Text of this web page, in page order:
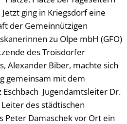
ging in Kriegsdorf eine
der Gemeinnützigen
zu Olpe mbH (GFO)
des Troisdorfer
Alexander Biber, machte sich
gemeinsam mit dem
Jugendamtsleiter Dr.
des städtischen
Peter Damaschek vor Ort ein